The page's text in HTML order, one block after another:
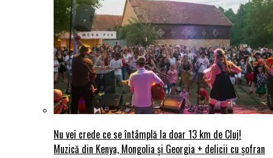
Nu vei crede ce se întâmplă la doar 13 km de Cluj!
Muzică din Kenya, Mongolia și Georgia + delicii cu șofran